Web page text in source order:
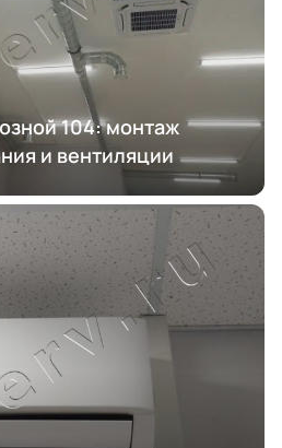
104: монтаж
и вентиляции